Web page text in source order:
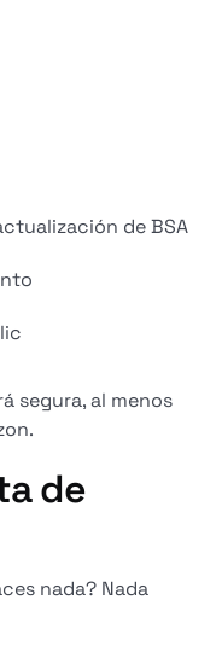
de BSA
segura, al menos
de
nada? Nada